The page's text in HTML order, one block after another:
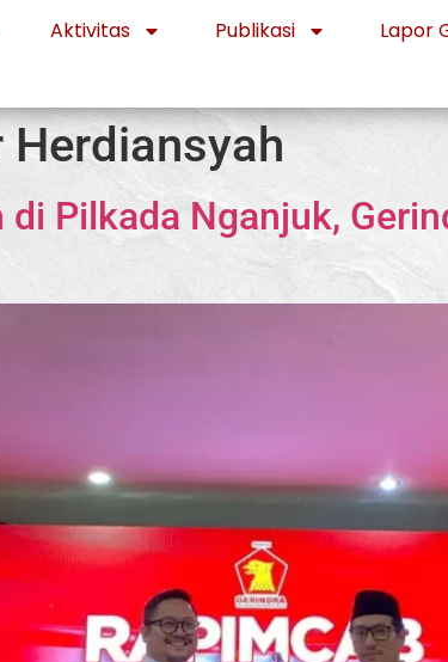
Aktivitas Publikasi Lapor
Pilkada Nganjuk,